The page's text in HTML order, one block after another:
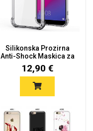
Silikonska Prozirna
Anti-Shock Maskica za
iPho...
12,90 €